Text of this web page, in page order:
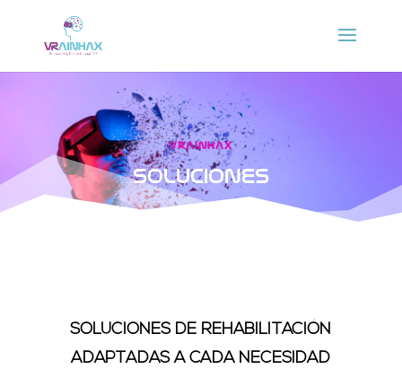
VRAINHAX
Soluciones
SOLUCIONES DE REHABILITACIÓN
ADAPTADAS A CADA NECESIDAD